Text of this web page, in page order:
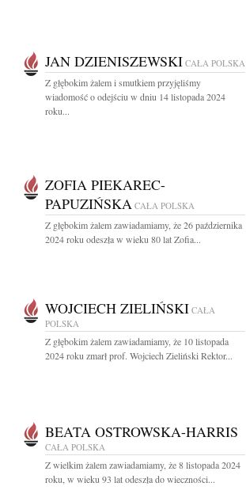
JAN DZIENISZEWSKI CAŁA POLSKA
Z głębokim żalem i smutkiem przyjęliśmy
wiadomość o odejściu w dniu 14 listopada 2024
roku...
ZOFIA PIEKAREC-
PAPUZIŃSKA CAŁA POLSKA
Z głębokim żalem zawiadamiamy, że 26 października
2024 roku odeszła w wieku 80 lat Zofia...
WOJCIECH ZIELIŃSKI CAŁA
POLSKA
Z głębokim żalem zawiadamiamy, że 10 listopada
2024 roku zmarł prof. Wojciech Zieliński Rektor...
BEATA OSTROWSKA-HARRIS
CAŁA POLSKA
Z wielkim żalem zawiadamiamy, że 8 listopada 2024
roku, w wieku 93 lat odeszła do wieczności...